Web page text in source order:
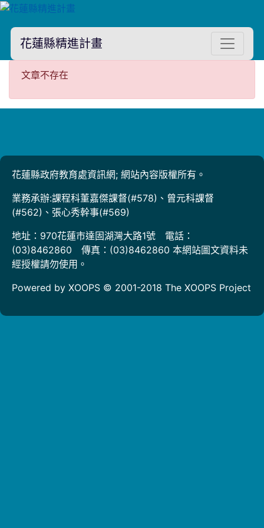
花蓮縣精進計畫
文章不存在
文章不存在
花蓮縣政府教育處資訊網; 網站內容版權所有。
業務承辦:課程科董嘉傑課督(#578)、曾元科課督
(#562)、張心秀幹事(#569)
地址：970花蓮市達固湖灣大路1號 電話：
(03)8462860 傳真：(03)8462860 本網站圖文資料未
經授權請勿使用。
Powered by XOOPS © 2001-2018 The XOOPS Project